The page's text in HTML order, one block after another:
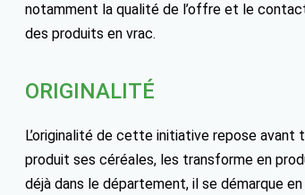
notamment la qualité de l’offre et le
des produits en vrac.
ORIGINALITÉ
L’originalité de cette initiative repose
produit ses céréales, les transforme en
déjà dans le département, il se démarque